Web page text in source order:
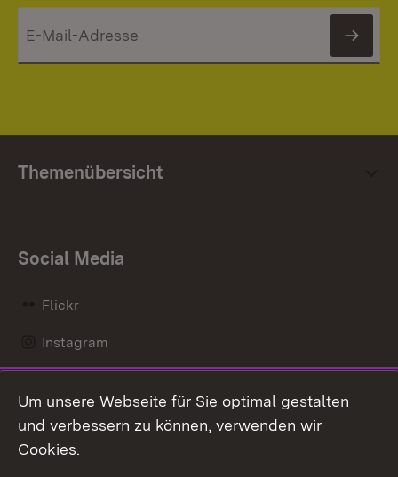
Themenübersicht
Social Media
Flickr
Instagram
Mastodon
Messenger
Um unsere Webseite für Sie optimal gestalten
und verbessern zu können, verwenden wir
Cookies.